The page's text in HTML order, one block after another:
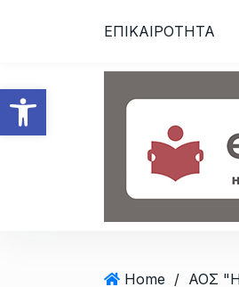
Ανοίξτε τη
ΕΠΙΚΑΙΡΟΤΗΤΑ
Home / ΑΟΣ